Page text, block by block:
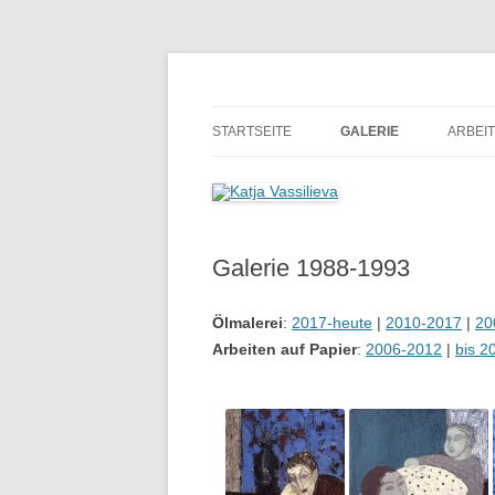
STARTSEITE GALERIE
GALERIE 2000-2005
GALERIE 1993-2000
GALERIE -1988
Galerie 1988-1993
Ölmalerei: 2017-heute | 2010-2017 |
Arbeiten auf Papier: 2006-2012 | bis